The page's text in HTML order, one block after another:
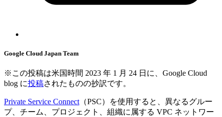
Google Cloud Japan Team
※この投稿は米国時間 2023 年 1 月 24 日に、Google Cloud
blog に投稿されたものの抄訳です。
Private Service Connect （PSC）を使用すると、異なるグルー
プ、チーム、プロジェクト、組織に属する VPC ネットワー